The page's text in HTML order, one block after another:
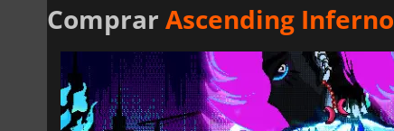
Comprar Ascending Inferno